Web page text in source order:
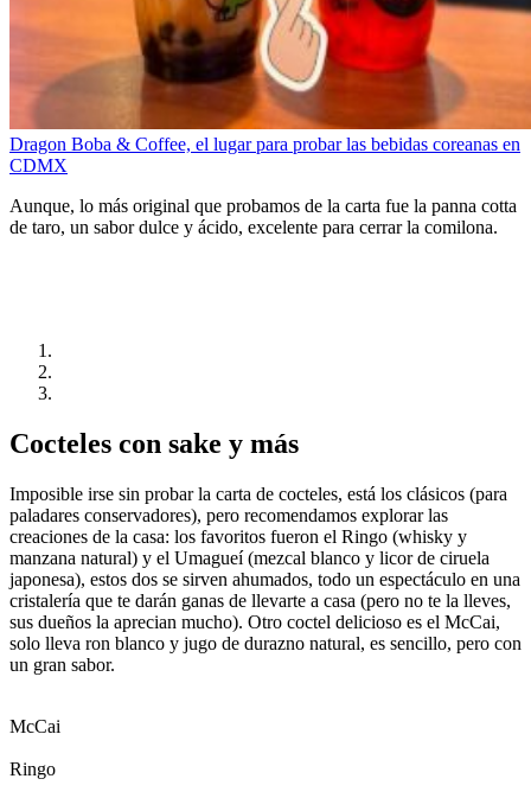
Dragon Boba & Coffee, el lugar para probar las bebidas coreanas en
CDMX
Aunque, lo más original que probamos de la carta fue la panna cotta
de taro, un sabor dulce y ácido, excelente para cerrar la comilona.
Cocteles con sake y más
Imposible irse sin probar la carta de cocteles, está los clásicos (para
paladares conservadores), pero recomendamos explorar las
creaciones de la casa: los favoritos fueron el Ringo (whisky y
manzana natural) y el Umagueí (mezcal blanco y licor de ciruela
japonesa), estos dos se sirven ahumados, todo un espectáculo en una
cristalería que te darán ganas de llevarte a casa (pero no te la lleves,
sus dueños la aprecian mucho). Otro coctel delicioso es el McCai,
solo lleva ron blanco y jugo de durazno natural, es sencillo, pero con
un gran sabor.
McCai
Ringo